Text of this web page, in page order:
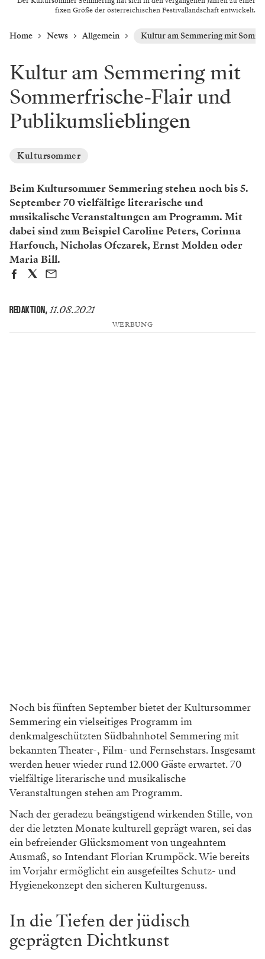
fixen Größe der österreichischen Festivallandschaft entwickelt.
Home News Allgemein Kultur am Semmering mit
Kultur am Semmering mit
Sommerfrische-Flair und
Publikumslieblingen
Kultursommer
Beim Kultursommer Semmering stehen noch bis 5.
September 70 vielfältige literarische und
musikalische Veranstaltungen am Programm. Mit
dabei sind zum Beispiel Caroline Peters, Corinna
Harfouch, Nicholas Ofczarek, Ernst Molden oder
Maria Bill.
REDAKTION, 11.08.2021
WERBUNG
Noch bis fünften September bietet der Kultursommer
Semmering ein vielseitiges Programm im
denkmalgeschützten Südbahnhotel Semmering mit
bekannten Theater-, Film- und Fernsehstars. Insgesamt
werden heuer wieder rund 12.000 Gäste erwartet. 70
vielfältige literarische und musikalische
Veranstaltungen stehen am Programm.
Nach der geradezu beängstigend wirkenden Stille, von
der die letzten Monate kulturell geprägt waren, sei das
ein befreiender Glücksmoment von ungeahntem
Ausmaß, so Intendant Florian Krumpöck. Wie bereits
im Vorjahr ermöglicht ein ausgefeiltes Schutz- und
Hygienekonzept den sicheren Kulturgenuss.
In die Tiefen der jüdisch
geprägten Dichtkunst